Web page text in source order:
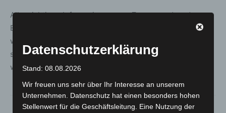
Alle wichtigen Informationen zum Zensus und zu den
Erhebungsbeauftragten finden Interessierte auf
www.hannover.de/zensus2022. Interessenten können
sich auch direkt per Mail an die Region Hannover
wenden: Zensus2022@region-hannover.de
Datenschutzerklärung
Stand: 08.08.2026
Wir freuen uns sehr über Ihr Interesse an unserem
Unternehmen. Datenschutz hat einen besonders hohen
Stellenwert für die Geschäftsleitung. Eine Nutzung der